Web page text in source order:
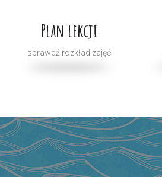
Plan lekcji
sprawdź rozkład zajęć